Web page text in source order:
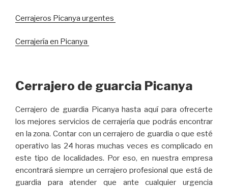
Cerrajeros Picanya urgentes
Cerrajería en Picanya
Cerrajero de guarcia Picanya
Cerrajero de guardia Picanya hasta aquí para ofrecerte
los mejores servicios de cerrajería que podrás encontrar
en la zona. Contar con un cerrajero de guardia o que esté
operativo las 24 horas muchas veces es complicado en
este tipo de localidades. Por eso, en nuestra empresa
encontrará siempre un cerrajero profesional que está de
guardia para atender que ante cualquier urgencia